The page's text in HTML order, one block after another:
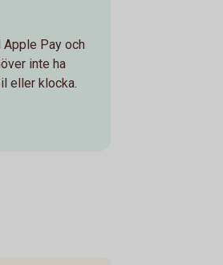
Pay och
inte ha
eller klocka.